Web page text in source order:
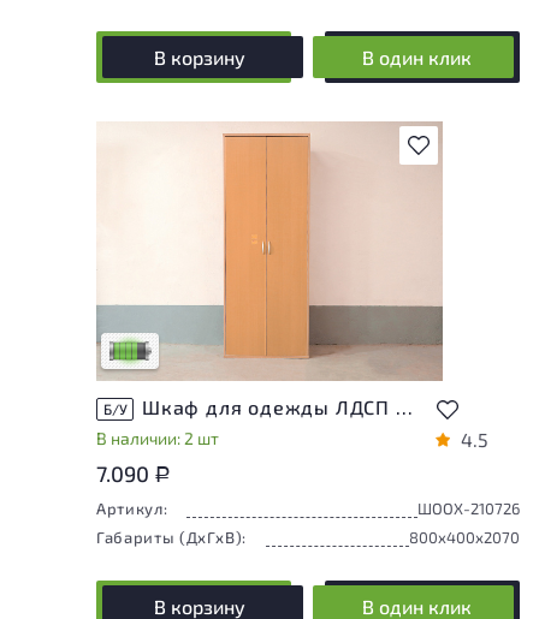
В корзину В один клик
В избранное
У товара присутствуют незначительные
удобство его использования
Низкая степень износа
Б/У
В наличии: 2 шт 4.5
7.090 Р
Артикул:
ШООХ-210726
Габариты (ДxГxВ):
800x400x2070
В корзину В один клик